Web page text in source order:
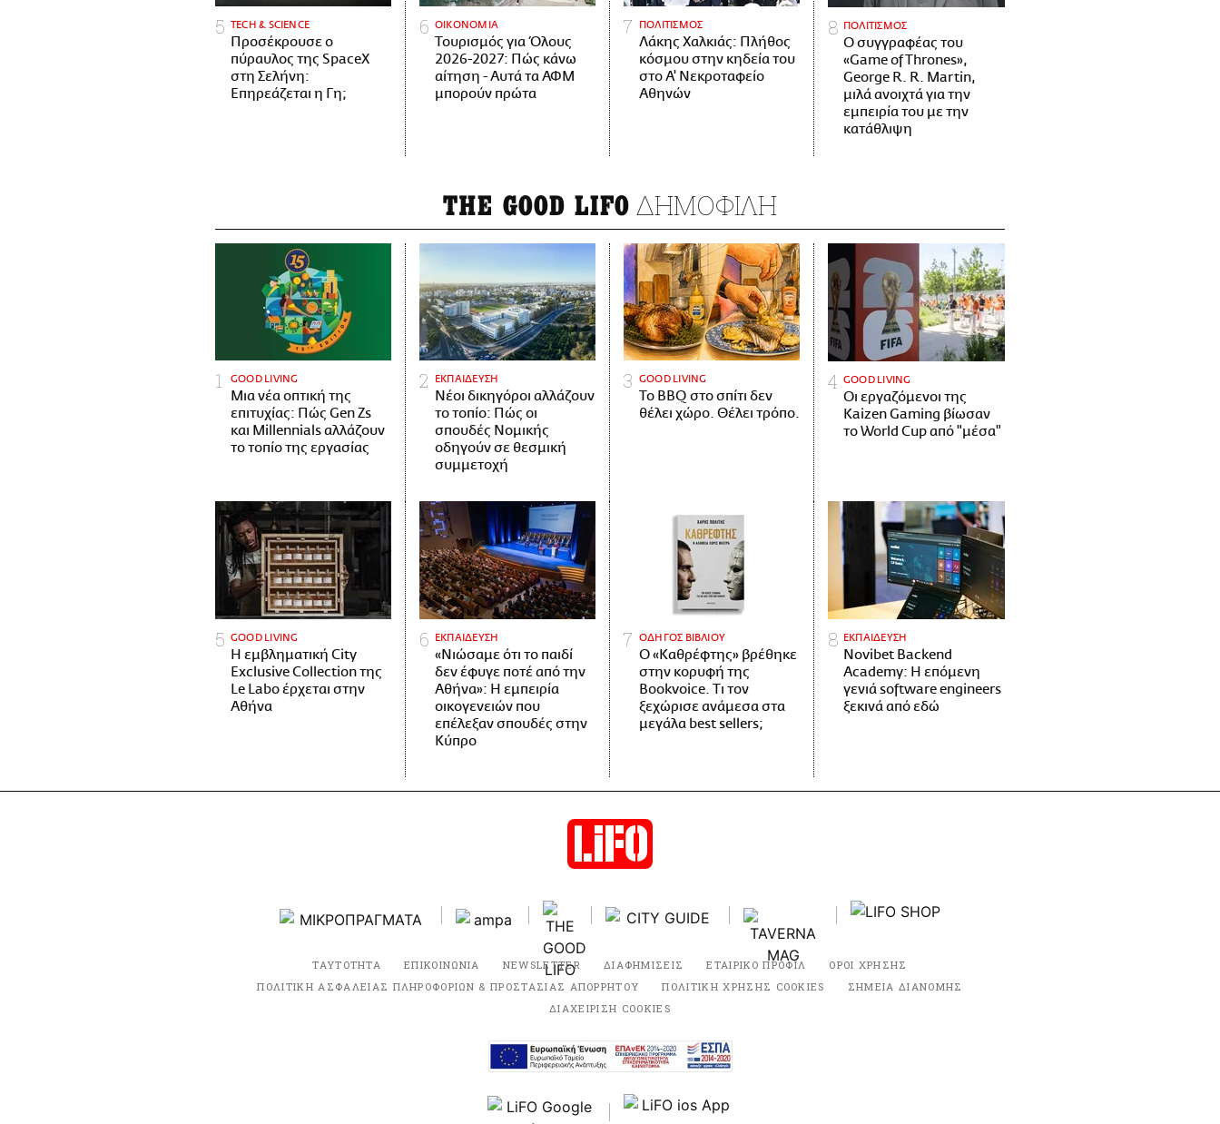
ΤECH & SCIENCE
Προσέκρουσε ο
πύραυλος της SpaceX
στη Σελήνη:
Επηρεάζεται η Γη;
ΟΙΚΟΝΟΜΙΑ
Τουρισμός για Όλους
2026-2027: Πώς κάνω
αίτηση - Αυτά τα ΑΦΜ
μπορούν πρώτα
ΠΟΛΙΤΙΣΜΟΣ
Λάκης Χαλκιάς: Πλήθος
κόσμου στην κηδεία του
στο Α' Νεκροταφείο
Αθηνών
ΠΟΛΙΤΙΣΜΟΣ
Ο συγγραφέας του
«Game of Thrones»,
George R. R. Martin,
μιλά ανοιχτά για την
εμπειρία του με την
κατάθλιψη
THE GOOD LIFO ΔΗΜΟΦΙΛΗ
GOOD LIVING
Μια νέα οπτική της
επιτυχίας: Πώς Gen Zs
και Millennials αλλάζουν
το τοπίο της εργασίας
ΕΚΠΑΙΔΕΥΣΗ
Νέοι δικηγόροι αλλάζουν
το τοπίο: Πώς οι
σπουδές Νομικής
οδηγούν σε θεσμική
συμμετοχή
GOOD LIVING
Το BBQ στο σπίτι δεν
θέλει χώρο. Θέλει τρόπο.
GOOD LIVING
Οι εργαζόμενοι της
Kaizen Gaming βίωσαν
το World Cup από "μέσα"
GOOD LIVING
Η εμβληματική City
Exclusive Collection της
Le Labo έρχεται στην
Αθήνα
ΕΚΠΑΙΔΕΥΣΗ
«Νιώσαμε ότι το παιδί
δεν έφυγε ποτέ από την
Αθήνα»: Η εμπειρία
οικογενειών που
επέλεξαν σπουδές στην
Κύπρο
ΟΔΗΓΟΣ ΒΙΒΛΙΟΥ
Ο «Καθρέφτης» βρέθηκε
στην κορυφή της
Bookvoice. Τι τον
ξεχώρισε ανάμεσα στα
μεγάλα best sellers;
ΕΚΠΑΙΔΕΥΣΗ
Novibet Backend
Academy: Η επόμενη
γενιά software engineers
ξεκινά από εδώ
ΤΑΥΤΟΤΗΤΑ ΕΠΙΚΟΙΝΩΝΙΑ NEWSLETTER ΔΙΑΦΗΜΙΣΕΙΣ ΕΤΑΙΡΙΚΟ ΠΡΟΦΙΛ
ΟΡΟΙ ΧΡΗΣΗΣ
ΠΟΛΙΤΙΚΗ ΑΣΦΑΛΕΙΑΣ ΠΛΗΡΟΦΟΡΙΩΝ & ΠΡΟΣΤΑΣΙΑΣ ΑΠΟΡΡΗΤΟΥ
ΠΟΛΙΤΙΚΗ ΧΡΗΣΗΣ COOKIES
ΣΗΜΕΙΑ ΔΙΑΝΟΜΗΣ
ΔΙΑΧΕΙΡΙΣΗ COOKIES